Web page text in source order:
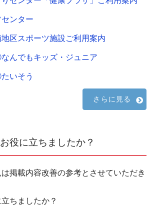
ンター
区スポーツ施設ご利用案内
んでもキッズ・ジュニア
いそう
さらに見る
役に立ちましたか？
掲載内容改善の参考とさせていただき
ちましたか？